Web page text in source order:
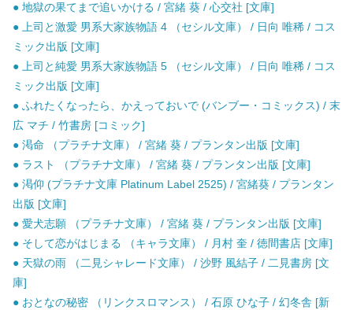
● 地獄の果てまで追いかける / 宮緒 葵 / 心交社 [文庫]
● 上司と激愛 男系大家族物語 4 （セシル文庫） / 日向 唯稀 / コス
ミック出版 [文庫]
● 上司と純愛 男系大家族物語 5 （セシル文庫） / 日向 唯稀 / コス
ミック出版 [文庫]
● ふれたくなったら、かえっておいで (バンブー・コミックス) / 末
広 マチ / 竹書房 [コミック]
● 渇命 （プラチナ文庫） / 宮緒 葵 / プランタン出版 [文庫]
● ラスト （プラチナ文庫） / 宮緒 葵 / プランタン出版 [文庫]
● 渇仰 (プラチナ文庫 Platinum Label 2525) / 宮緒葵 / プランタン
出版 [文庫]
● 愛犬志願 （プラチナ文庫） / 宮緒 葵 / プランタン出版 [文庫]
● そして恋がはじまる （キャラ文庫） / 月村 奎 / 徳間書店 [文庫]
● 天獄の雨 （二見シャレード文庫） / 沙野 風結子 / 二見書房 [文
庫]
● おとなの秘密 （リンクスロマンス） / 石原 ひな子 / 幻冬舎 [新